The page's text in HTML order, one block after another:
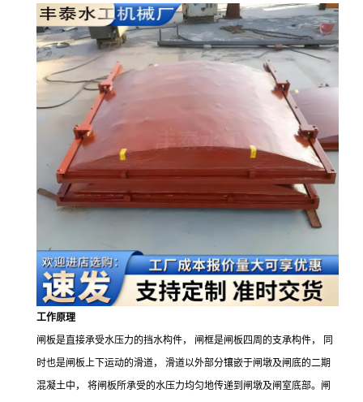
工作原理
闸板是直接承受水压力的挡水构件，
闸框是闸板四周的支承构件，
同
时也是闸板上下运动的滑道，
滑道以外部分镶嵌于闸墩及闸底的二期
混凝土中，
将闸板所承受的水压力均匀地传递到闸墩及闸室底部。闸